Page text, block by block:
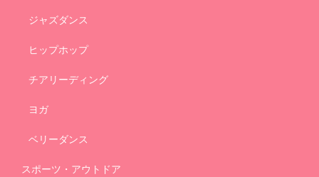
ジャズダンス
ヒップホップ
チアリーディング
ヨガ
ベリーダンス
スポーツ・アウトドア